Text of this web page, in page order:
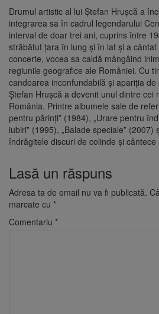
Drumul artistic al lui Ștefan Hrușcă a
integrarea sa în cadrul legendarului
interval de doar trei ani, cuprins între
străbătut țara în lung și în lat și a
concerte, vocea sa caldă mângâind
regiunile geografice ale României. Cu
candoarea inconfundabilă și apariția
Ștefan Hrușcă a devenit unul dintre cei
România. Printre albumele sale de
pentru părinți” (1984), „Urare pentru
iubiri” (1995), „Balade speciale” (2007)
îndrăgitele discuri de colinde și
Lasă un răspuns
Adresa ta de email nu va fi publicată.
marcate cu *
Comentariu *